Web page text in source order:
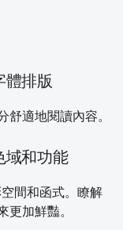
體排版
適地閱讀內容。
域和功能
間和函式。瞭解
加鮮豔。